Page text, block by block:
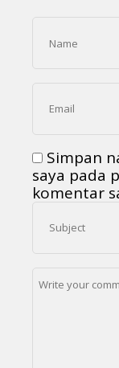
Simpan
saya pada
komentar